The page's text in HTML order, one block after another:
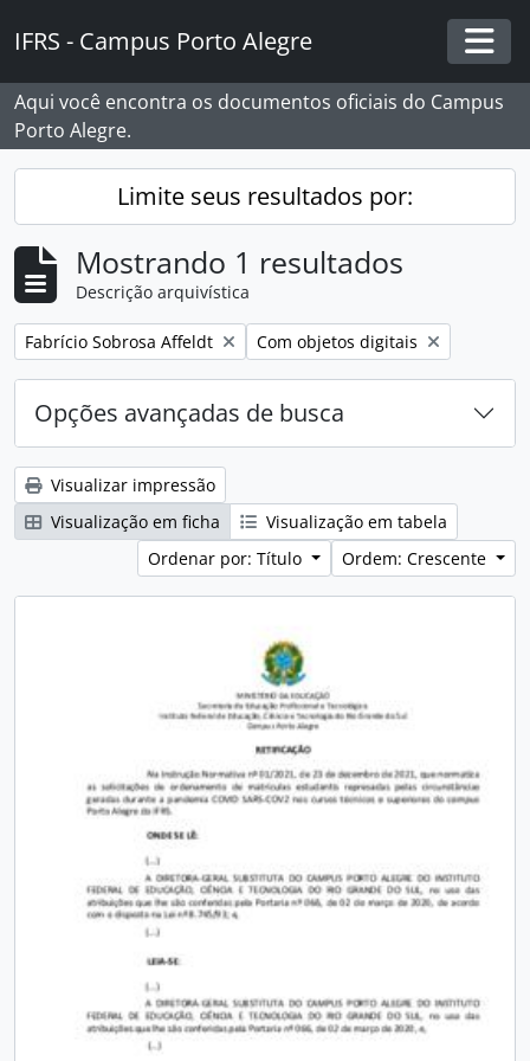
IFRS - Campus Porto Alegre
Aqui você encontra os documentos oficiais do Campus
Porto Alegre.
Limite seus resultados por:
Mostrando 1 resultados
Descrição arquivística
Remover filtro:
Fabrício Sobrosa Affeldt Remover filtro:
Com objetos digitais
Opções avançadas de busca
Visualizar impressão
Visualização em ficha
Visualização em tabela
Ordenar por: Título
Ordem: Crescente